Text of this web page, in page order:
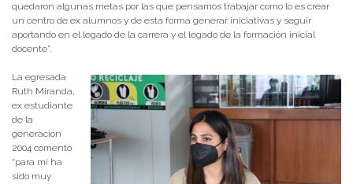
quedaron algunas metas por las que pensamos trabajar como lo es crear
un centro de ex alumnos y de esta forma generar iniciativas y seguir
aportando en el legado de la carrera y el legado de la formación inicial
docente”.
La egresada
Ruth Miranda,
ex estudiante
de la
generación
2004 comentó
“para mí ha
sido muy